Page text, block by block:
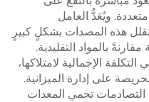
ويُعَدُّ العامل
تقلل هذه المصدات بشكلٍ كبيرٍ
بالمواد التقليدية.
الإجمالية لامتلاكها،
على إدارة الميزانية.
التصادمات تحمي المعدات